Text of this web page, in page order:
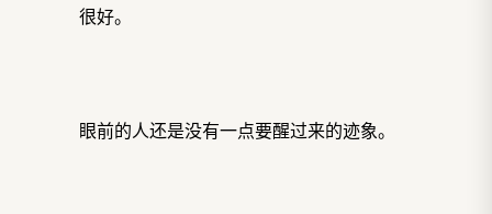
很好。
眼前的人还是没有一点要醒过来的迹象。